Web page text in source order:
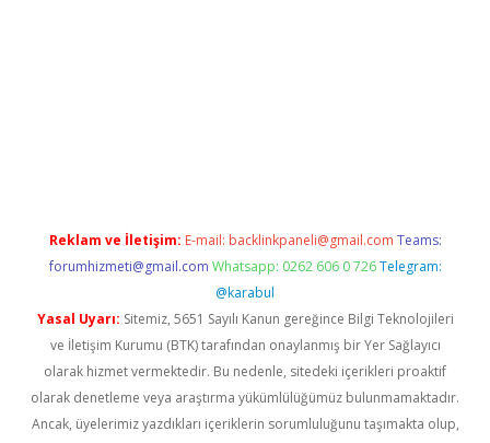
Reklam ve İletişim: E-mail: backlinkpaneli@gmail.com Teams:
forumhizmeti@gmail.com Whatsapp: 0262 606 0 726 Telegram:
@karabul
Yasal Uyarı: Sitemiz, 5651 Sayılı Kanun gereğince Bilgi Teknolojileri
ve İletişim Kurumu (BTK) tarafından onaylanmış bir Yer Sağlayıcı
olarak hizmet vermektedir. Bu nedenle, sitedeki içerikleri proaktif
olarak denetleme veya araştırma yükümlülüğümüz bulunmamaktadır.
Ancak, üyelerimiz yazdıkları içeriklerin sorumluluğunu taşımakta olup,